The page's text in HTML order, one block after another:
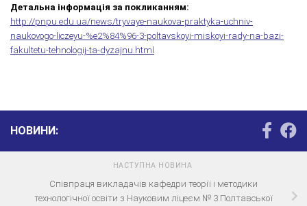
Детальна інформація за покликанням:
http://pnpu.edu.ua/news/tryvaye-naukova-praktyka-uchniv-
naukovogo-liczeyu-%e2%84%96-3-poltavskoyi-miskoyi-rady-na-bazi-
fakultetu-tehnologij-ta-dyzajnu.html
НОВИНИ:
НАСТУПНА НОВИНА
Співпраця викладачів кафедри теорії і методики
технологічної освіти з Науковим ліцеєм № 3 Полтавської